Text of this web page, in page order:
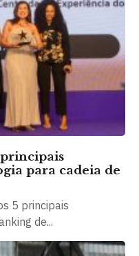
para cadeia de
5 principais
de...